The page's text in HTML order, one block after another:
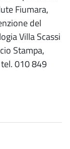
Fiumara,
del
Villa Scassi
Stampa,
010 849